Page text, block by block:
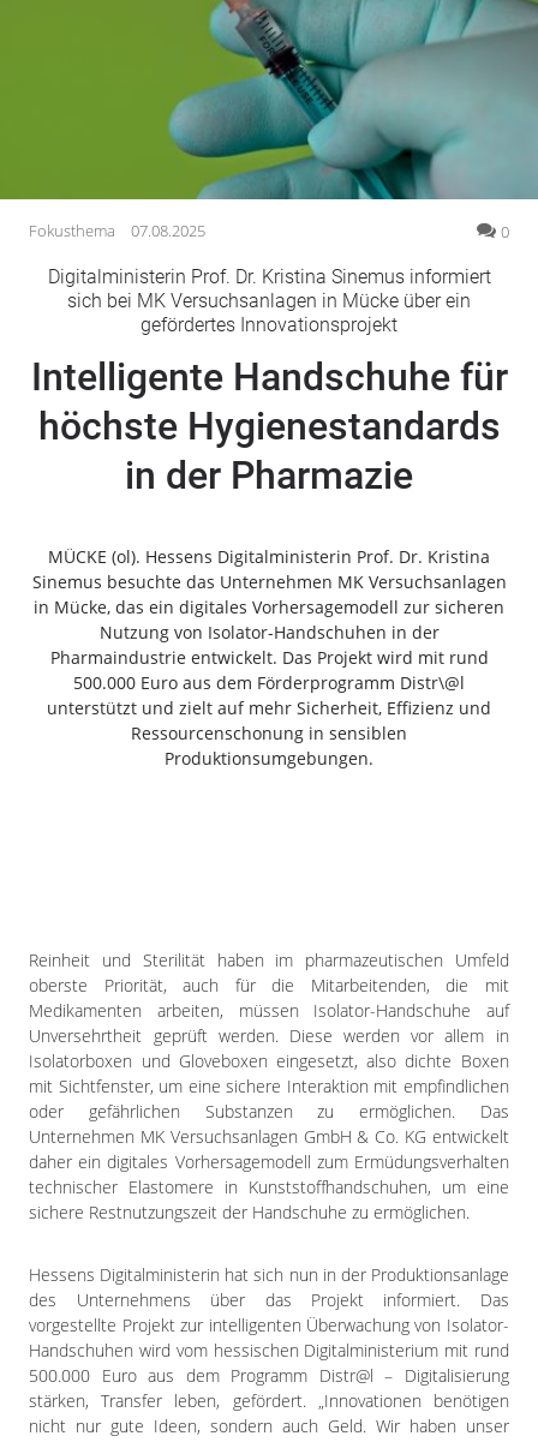
Gesundheit
Wirtschaft
Vogelsberg
Alsfeld
Lauterbach
Romrod
Homberg
Ohm
Schotten
Schlitz
Antrifttal
Freiensteinau
Gemünden
Grebenau
Grebenhain
Herbstein
Kirtorf
Lautertal
Fulda
Gießen
Impressum
Datenschutzerklärung
Fokusthema 07.08.2025 0
Digitalministerin Prof. Dr. Kristina Sinemus informiert
sich bei MK Versuchsanlagen in Mücke über ein
gefördertes Innovationsprojekt
Intelligente Handschuhe für
höchste Hygienestandards
in der Pharmazie
MÜCKE (ol). Hessens Digitalministerin Prof. Dr. Kristina
Sinemus besuchte das Unternehmen MK Versuchsanlagen
in Mücke, das ein digitales Vorhersagemodell zur sicheren
Nutzung von Isolator-Handschuhen in der
Pharmaindustrie entwickelt. Das Projekt wird mit rund
500.000 Euro aus dem Förderprogramm Distr\@l
unterstützt und zielt auf mehr Sicherheit, Effizienz und
Ressourcenschonung in sensiblen
Produktionsumgebungen.
Reinheit und Sterilität haben im pharmazeutischen Umfeld
oberste Priorität, auch für die Mitarbeitenden, die mit
Medikamenten arbeiten, müssen Isolator-Handschuhe auf
Unversehrtheit geprüft werden. Diese werden vor allem in
Isolatorboxen und Gloveboxen eingesetzt, also dichte Boxen
mit Sichtfenster, um eine sichere Interaktion mit empfindlichen
oder gefährlichen Substanzen zu ermöglichen. Das
Unternehmen MK Versuchsanlagen GmbH & Co. KG entwickelt
daher ein digitales Vorhersagemodell zum Ermüdungsverhalten
technischer Elastomere in Kunststoffhandschuhen, um eine
sichere Restnutzungszeit der Handschuhe zu ermöglichen.
Hessens Digitalministerin hat sich nun in der Produktionsanlage
des Unternehmens über das Projekt informiert. Das
vorgestellte Projekt zur intelligenten Überwachung von Isolator-
Handschuhen wird vom hessischen Digitalministerium mit rund
500.000 Euro aus dem Programm Distr@l – Digitalisierung
stärken, Transfer leben, gefördert. „Innovationen benötigen
nicht nur gute Ideen, sondern auch Geld. Wir haben unser